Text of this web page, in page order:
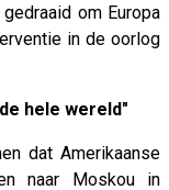
om Europa
in de oorlog
hele wereld"
dat Amerikaanse
naar Moskou in